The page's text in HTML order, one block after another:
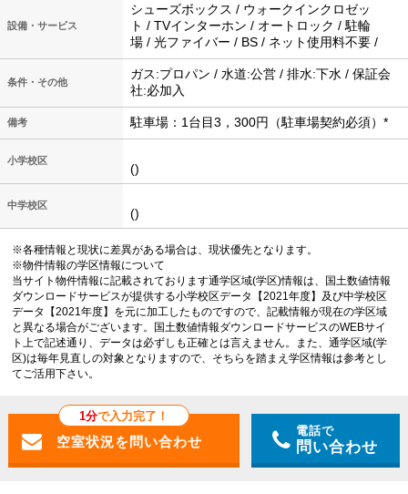
設備・サービス
シューズボックス / ウォークインクロゼッ
ト / TVインターホン / オートロック / 駐輪
場 / 光ファイバー / BS / ネット使用料不要 /
条件・その他
ガス:プロパン / 水道:公営 / 排水:下水 / 保証会
社:必加入
備考 駐車場：1台目3，300円（駐車場契約必須）*
小学校区
()
中学校区
()
※各種情報と現状に差異がある場合は、現状優先となります。
※物件情報の学区情報について
当サイト物件情報に記載されております通学区域(学区)情報は、国土数値情報
ダウンロードサービスが提供する小学校区データ【2021年度】及び中学校区
データ【2021年度】を元に加工したものですので、記載情報が現在の学区域
と異なる場合がございます。国土数値情報ダウンロードサービスのWEBサイ
ト上で記述通り、データは必ずしも正確とは言えません。また、通学区域(学
区)は毎年見直しの対象となりますので、そちらを踏まえ学区情報は参考とし
てご活用下さい。
1分で入力完了！
電話で
問い合わせ